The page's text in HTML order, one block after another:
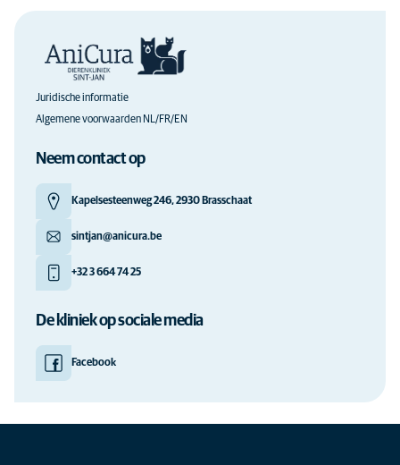
Juridische informatie
Algemene voorwaarden NL/FR/EN
Neem contact op
Kapelsesteenweg 246, 2930 Brasschaat
sintjan@anicura.be
+32 3 664 74 25
De kliniek op sociale media
Facebook